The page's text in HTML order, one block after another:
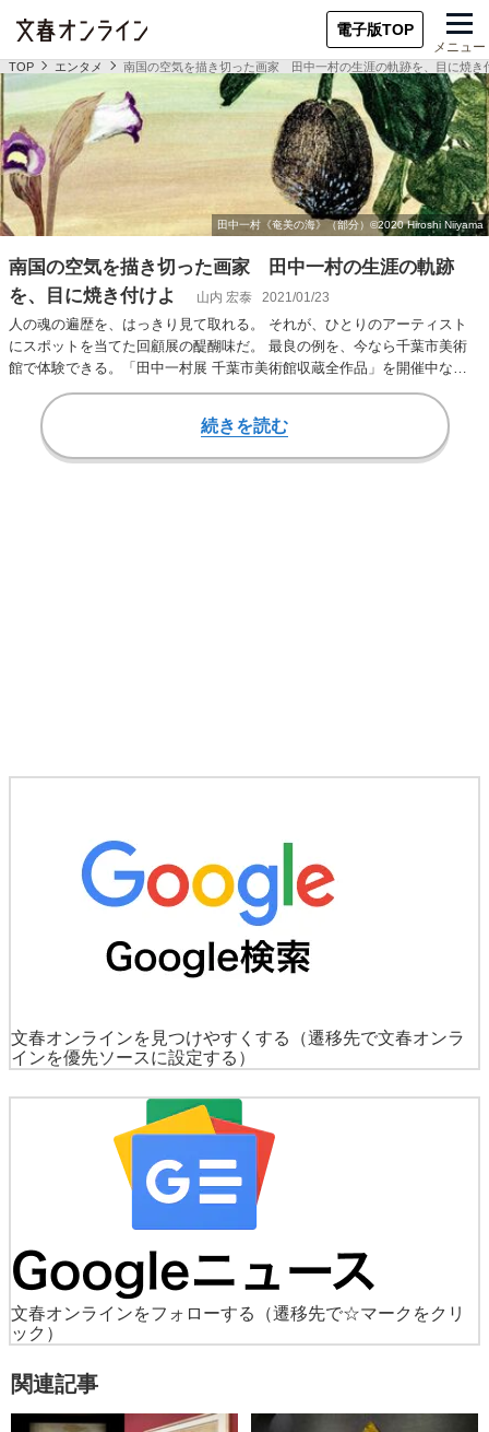
電子版TOP
メニュー
TOP エンタメ 南国の空気を描き切った画家 田中一村の生涯の軌跡を、目に焼き
南国の空気を描き切った画家 田中一村の生涯の軌跡
を、目に焼き付けよ
山内 宏泰 2021/01/23
人の魂の遍歴を、はっきり見て取れる。 それが、ひとりのアーティスト
にスポットを当てた回顧展の醍醐味だ。 最良の例を、今なら千葉市美術
館で体験できる。「田中一村展 千葉市美術館収蔵全作品」を開催中なの
である。 田中一…
続きを読む
文春オンラインを見つけやすくする
（遷移先で文春オンラ
インを優先ソースに設定する）
文春オンラインをフォローする
（遷移先で☆マークをクリ
ック）
関連記事